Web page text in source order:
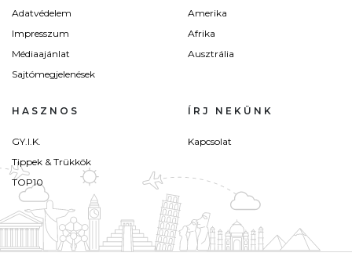
Adatvédelem
Impresszum
Médiaajánlat
Sajtómegjelenések
Amerika
Afrika
Ausztrália
HASZNOS
GY.I.K.
Tippek & Trükkök
TOP10
ÍRJ NEKÜNK
Kapcsolat